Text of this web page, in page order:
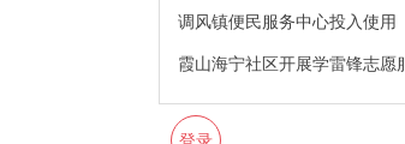
调风镇便民服务中心投入使用
霞山海宁社区开展学雷锋志愿